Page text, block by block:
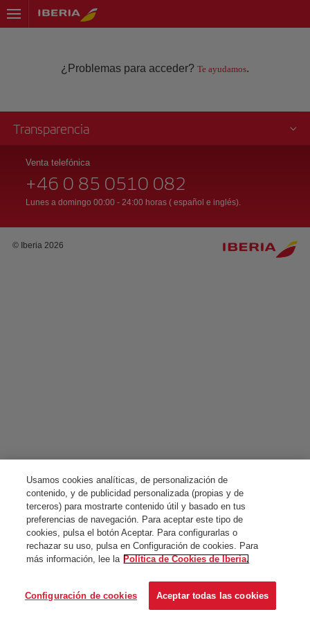
¿Problemas para acceder? Te ayudamos.
Transparencia
Venta telefónica
+46 0 85 0510 082
Lunes a domingo 00:00 - 24:00 horas ( español e inglés).
© Iberia 2026
Usamos cookies analíticas, de personalización de
contenido, y de publicidad personalizada (propias y de
terceros) para mostrarte contenido útil y basado en tus
preferencias de navegación. Para aceptar este tipo de
cookies, pulsa el botón Aceptar. Para configurarlas o
rechazar su uso, pulsa en Configuración de cookies. Para
más información, lee la Política de Cookies de Iberia.
Configuración de cookies Aceptar todas las cookies